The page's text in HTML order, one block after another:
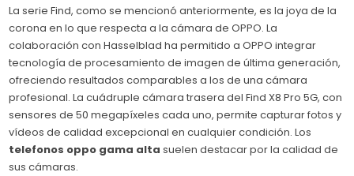
La serie Find, como se mencionó anteriormente, es la joya de la
corona en lo que respecta a la cámara de OPPO. La
colaboración con Hasselblad ha permitido a OPPO integrar
tecnología de procesamiento de imagen de última generación,
ofreciendo resultados comparables a los de una cámara
profesional. La cuádruple cámara trasera del Find X8 Pro 5G, con
sensores de 50 megapíxeles cada uno, permite capturar fotos y
vídeos de calidad excepcional en cualquier condición. Los
telefonos oppo gama alta suelen destacar por la calidad de
sus cámaras.